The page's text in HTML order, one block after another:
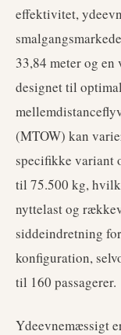
effektivitet,
33,84 meter og
designet til
(MTOW) kan
specifikke variant
til 75.500 kg,
nyttelast og
siddeindretning
konfiguration,
til 160 passagerer.
Ydeevnemæssigt